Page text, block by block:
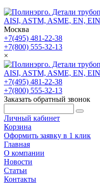
Москва
+7(495) 481-22-38
+7(800) 555-32-13
×
+7(495) 481-22-38
+7(800) 555-32-13
Заказать обратный звонок
Личный кабинет
Корзина
Оформить заявку в 1 клик
Главная
О компании
Новости
Статьи
Контакты